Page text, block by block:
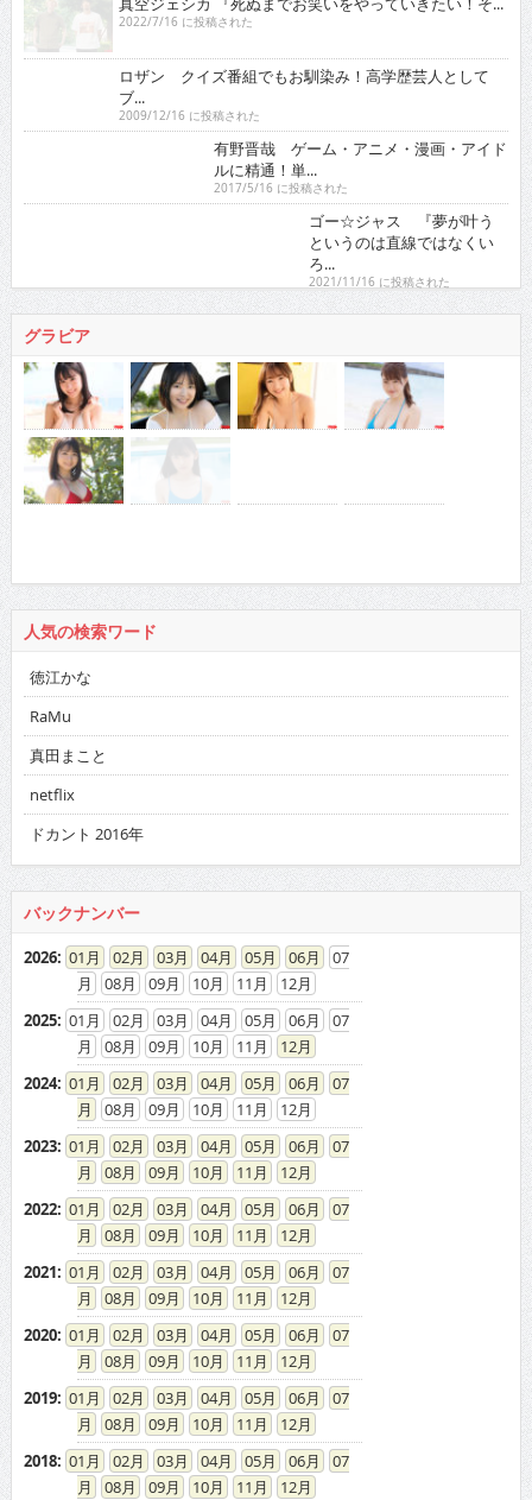
2022/7/16 に投稿された
ロザン クイズ番組でもお馴染み！高学歴芸人として
ブ...
2009/12/16 に投稿された
有野晋哉 ゲーム・アニメ・漫画・アイドルに精通！
2017/5/16 に投稿された
ゴー☆ジャス 『夢が叶うというのは直線ではなくい
グラビア
人気の検索ワード
徳江かな
RaMu
真田まこと
netflix
ドカント 2016年
バックナンバー
2026: 01 02 03 04 05 06
07
08
09 10 11
12
2025: 01 02 03 04 05 06
07
08
09 10 11
12
2024: 01 02 03 04 05 06
07
08
09 10 11
12
2023: 01 02 03 04 05 06
07
08
09 10 11
12
2022: 01 02 03 04 05 06
07
08
09 10 11
12
2021: 01 02 03 04 05 06
07
08
09 10 11
12
2020: 01 02 03 04 05 06
07
08
09 10 11
12
2019: 01 02 03 04 05 06
07
08
09 10 11
12
2018: 01 02 03 04 05 06
07
08
09 10 11
12